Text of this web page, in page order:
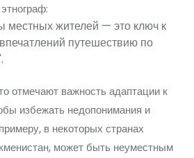
местных жителей — это ключ к
путешествию по
отмечают важность адаптации к
избежать недопонимания и
в некоторых странах
может быть неуместным